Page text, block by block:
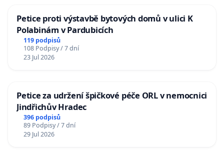
Petice proti výstavbě bytových domů v ulici K
Polabinám v Pardubicích
119 podpisů
108 Podpisy / 7 dní
23 Jul 2026
Petice za udržení špičkové péče ORL v nemocnici
Jindřichův Hradec
396 podpisů
89 Podpisy / 7 dní
29 Jul 2026